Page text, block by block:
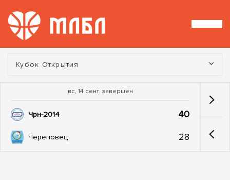
Турнир:
Кубок Открытия
вс, 14 сент. завершен
Чрн-2014 40
Череповец 28